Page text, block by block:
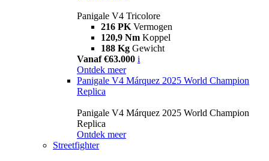
Panigale V4 Tricolore
216 PK Vermogen
120,9 Nm Koppel
188 Kg Gewicht
Vanaf €63.000 i
Ontdek meer
Panigale V4 Márquez 2025 World Champion
Replica
Panigale V4 Márquez 2025 World Champion
Replica
Ontdek meer
Streetfighter